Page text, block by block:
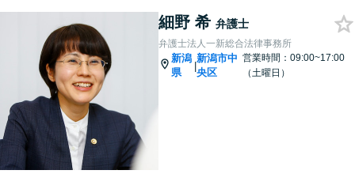
細野 希 弁護士
弁護士法人一新総合法律事務所
新潟
県
|
新潟市中
央区
営業時間：09:00~17:00
（土曜日）